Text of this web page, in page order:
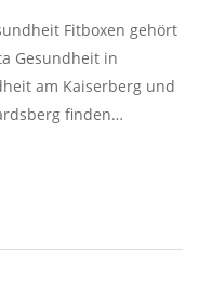
Fitboxen gehört
Gesundheit in
am Kaiserberg und
finden…